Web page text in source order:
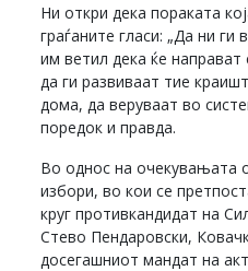
Ни откри дека пораката
граѓаните гласи: „Да ни ги
им ветил дека ќе направат
да ги развиваат тие
дома, да веруваат во
поредок и правда.
Во однос на очекувањата
избори, во кои се
круг противкандидат на
Стево Пендаровски,
досегашниот мандат на